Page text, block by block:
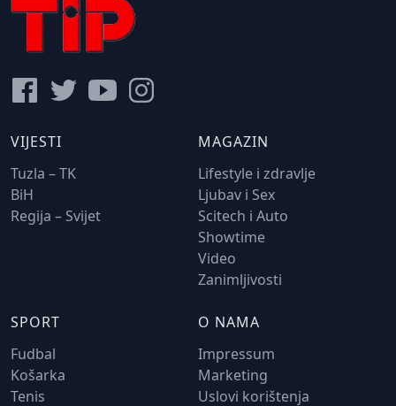
VIJESTI
Tuzla – TK
BiH
Regija – Svijet
MAGAZIN
Lifestyle i zdravlje
Ljubav i Sex
Scitech i Auto
Showtime
Video
Zanimljivosti
SPORT
Fudbal
Košarka
Tenis
O NAMA
Impressum
Marketing
Uslovi korištenja